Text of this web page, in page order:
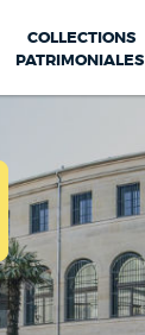
COLLECTIONS
PATRIMONIALES